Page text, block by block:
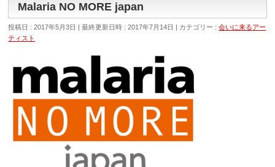
Malaria NO MORE japan
投稿日 : 2017年5月3日 最終更新日時 : 2017年7月14日 カテゴリー :会いに来るアー
ティスト